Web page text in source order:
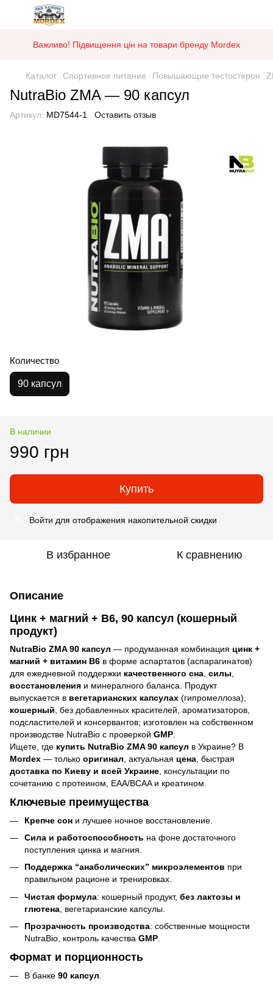
Важливо! Підвищення цін на товари бренду Mordex
Каталог Спортивное питание Повышающие тестостерон
NutraBio ZMA — 90 капсул
Артикул: MD7544-1 Оставить отзыв
Количество
90 капсул
В наличии
990 грн
Купить
Войти для отображения накопительной скидки
В избранное К сравнению
Описание
Цинк + магний + B6, 90 капсул (кошерный
продукт)
NutraBio ZMA 90 капсул — продуманная комбинация цинк +
магний + витамин B6 в форме аспартатов (аспарагинатов)
для ежедневной поддержки качественного сна силы
восстановления и минералного баланса. Продукт
выпускается в вегетарианских капсулах (гипромеллоза),
кошерный , без добавленных красителей, ароматизаторов,
подсластителей и консервантов; изготовлен на собственном
производстве NutraBio с проверкой GMP
Ищете, где купить NutraBio ZMA 90 капсул в Украине? В
Mordex — только оригинал , актуальная цена , быстрая
доставка по Киеву и всей Украине , консультации по
сочетанию с протеином, EAA/BCAA и креатином.
Ключевые преимущества
Крепче сон и лучшее ночное восстановление.
Сила и работоспособность на фоне достаточного
поступления цинка и магния.
Поддержка “анаболических” микроэлементов при
правильном рационе и тренировках.
Чистая формула: кошерный продукт, без лактозы и
глютена , вегетарианские капсулы.
Прозрачность производства: собственные мощности
NutraBio, контроль качества GMP
Формат и порционность
В банке 90 капсул